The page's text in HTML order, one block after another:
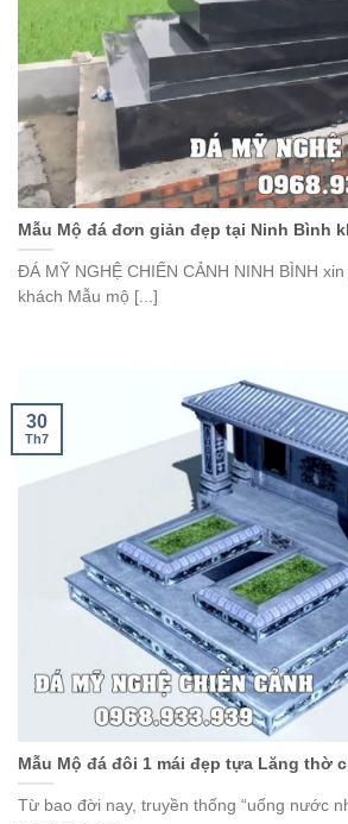
Mẫu Mộ đá đơn giản đẹp tại Ninh Bình
ĐÁ MỸ NGHỆ CHIẾN CẢNH NINH BÌNH
khách Mẫu mộ [...]
Mẫu Mộ đá đôi 1 mái đẹp tựa Lăng thờ
Từ bao đời nay, truyền thống “uống nước
30
Th7